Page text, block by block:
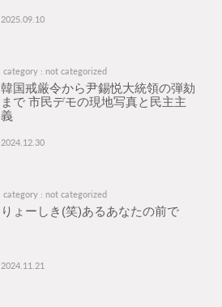
2025.09.10
category : not categorized
韓国戒厳令から尹錫悦大統領の弾劾
まで 市民デモの現地写真と民主主
義
2024.12.30
category : not categorized
りょーしき(笑)あるあなたの前で
2024.11.21